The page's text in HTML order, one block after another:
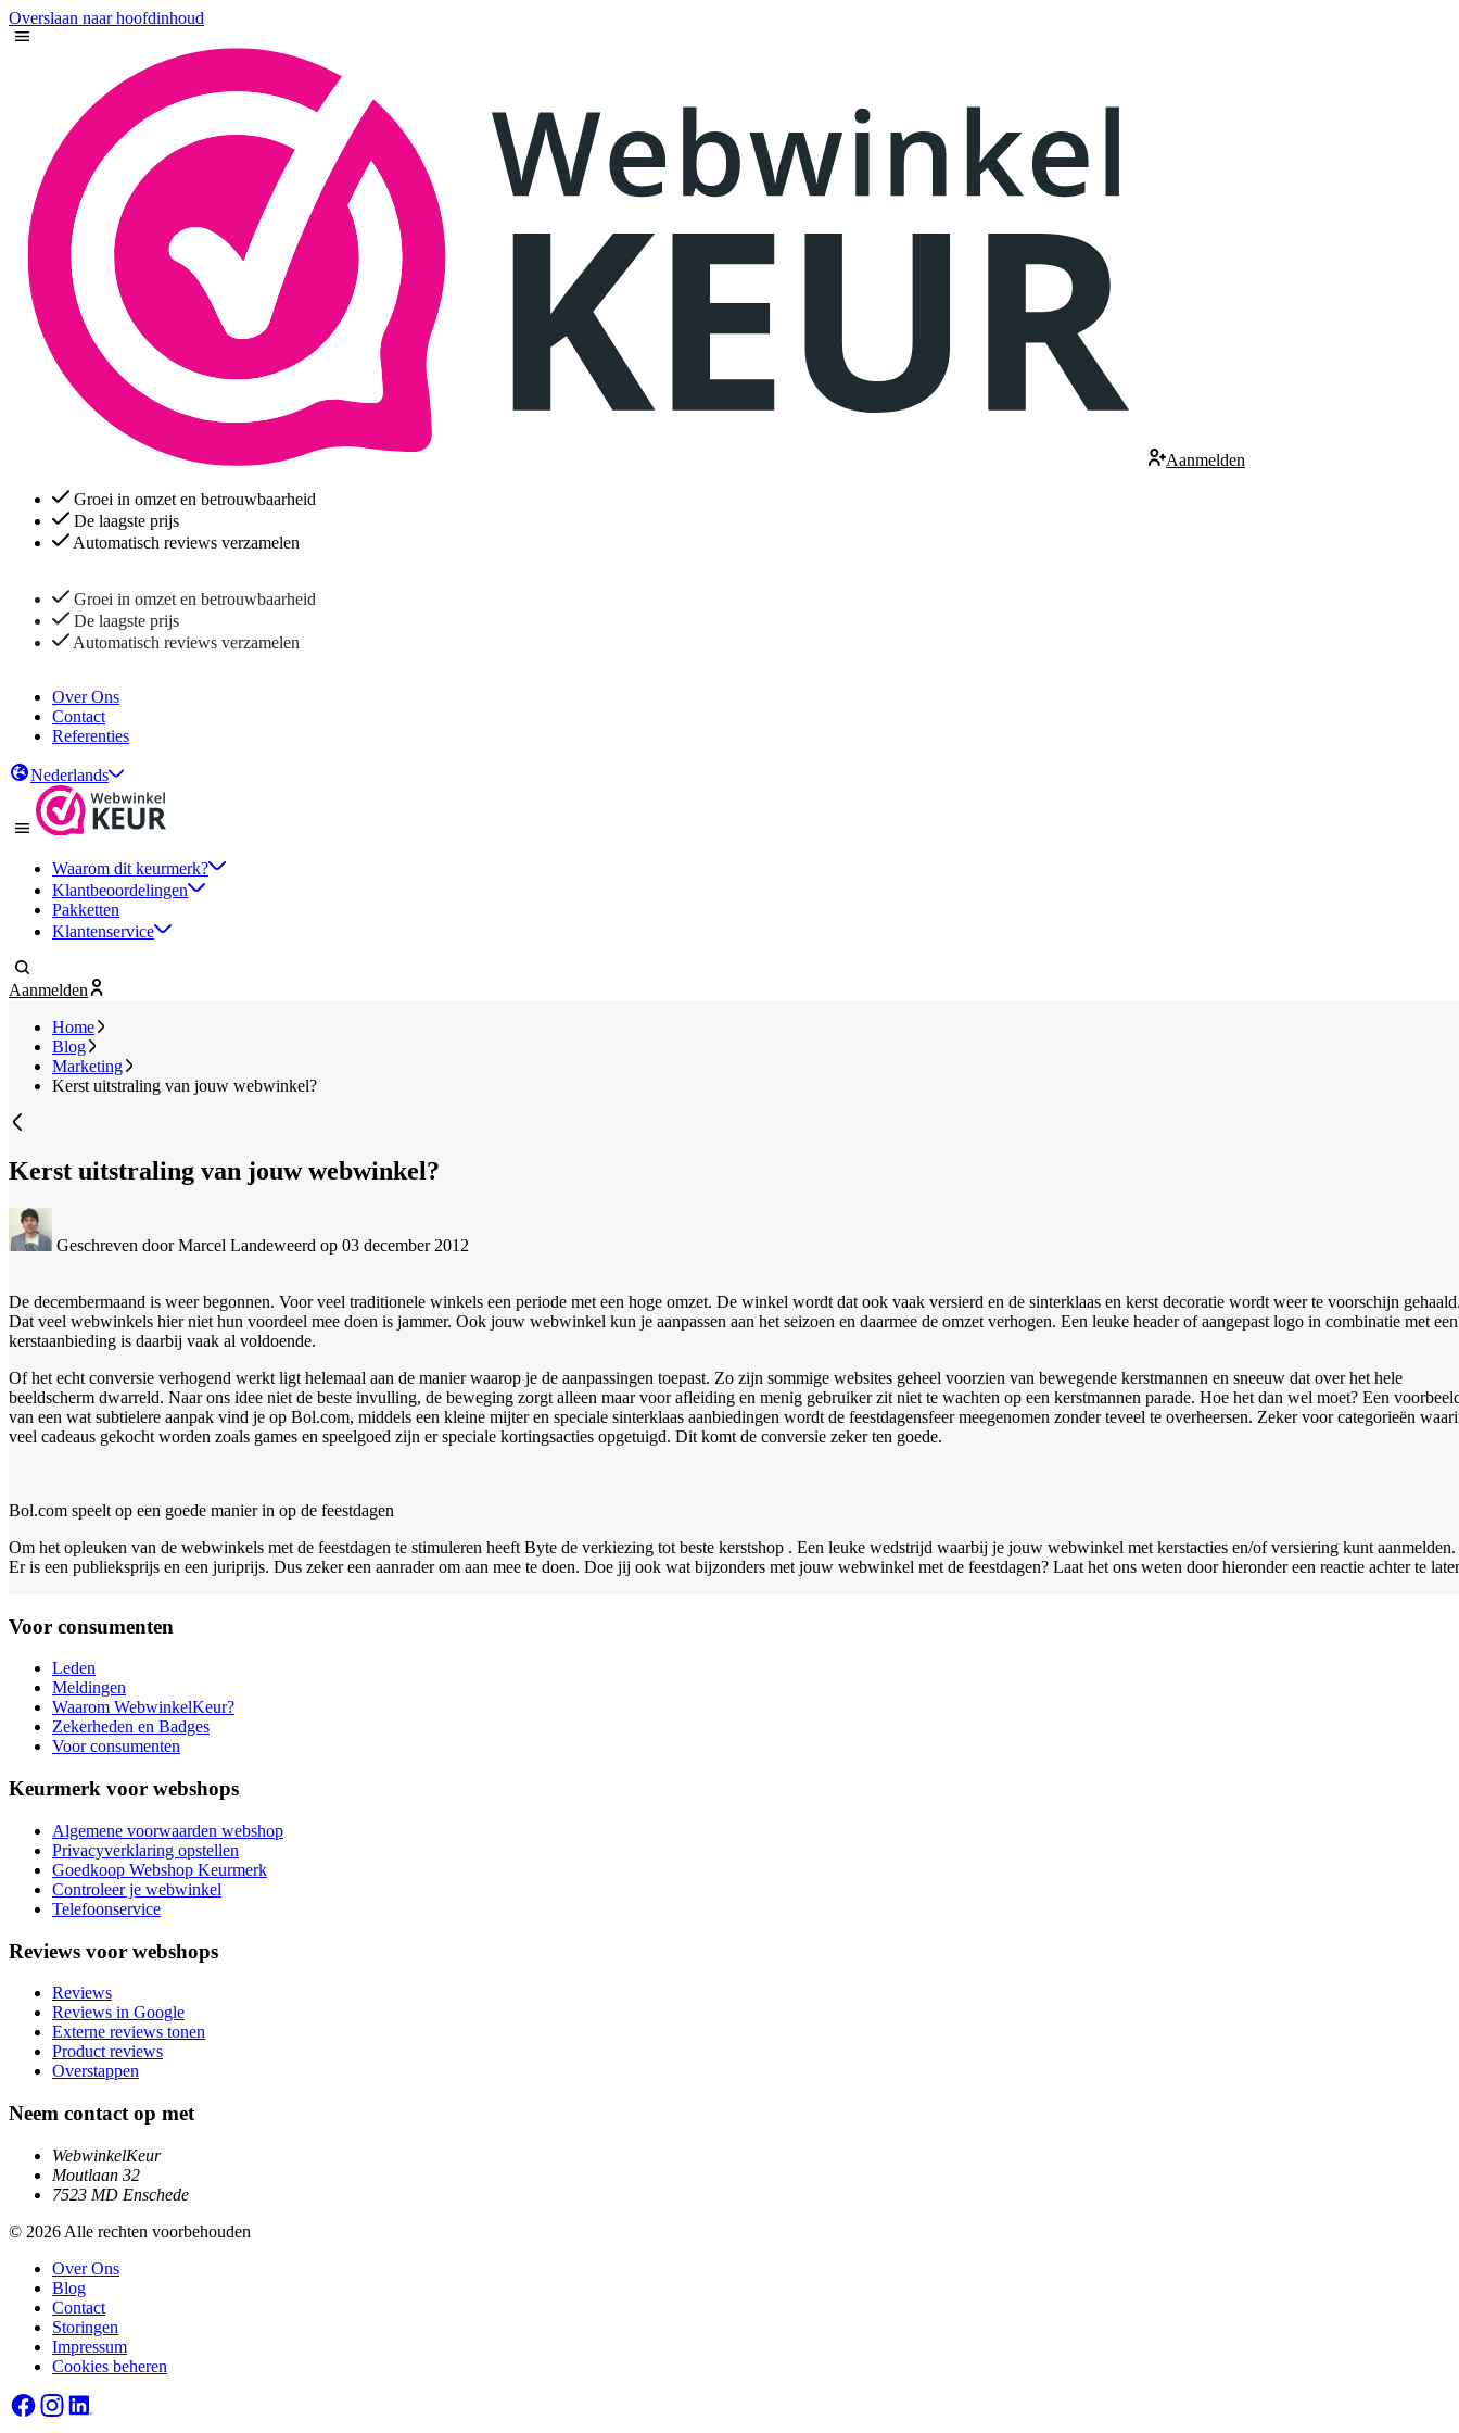
Overslaan naar hoofdinhoud
Aanmelden
Groei in omzet en betrouwbaarheid
De laagste prijs
Automatisch reviews verzamelen
Groei in omzet en betrouwbaarheid
De laagste prijs
Automatisch reviews verzamelen
Over Ons
Contact
Referenties
Nederlands
Waarom dit keurmerk?
Klantbeoordelingen
Pakketten
Klantenservice
Aanmelden
Home
Blog
Marketing
Kerst uitstraling van jouw webwinkel?
Kerst uitstraling van jouw webwinkel?
Geschreven door Marcel Landeweerd op 03 december 2012
De decembermaand is weer begonnen. Voor veel traditionele winkels een periode met een hoge omzet. De winkel wordt dat ook vaak versierd en de sinterklaas en kerst decoratie wordt weer te voorschijn
Dat veel webwinkels hier niet hun voordeel mee doen is jammer. Ook jouw webwinkel kun je aanpassen aan het seizoen en daarmee de omzet verhogen. Een leuke header of aangepast logo in combinatie met een
kerstaanbieding is daarbij vaak al voldoende.
Of het echt conversie verhogend werkt ligt helemaal aan de manier waarop je de aanpassingen toepast. Zo zijn sommige websites geheel voorzien van bewegende kerstmannen en sneeuw dat over het hele
beeldscherm dwarreld. Naar ons idee niet de beste invulling, de beweging zorgt alleen maar voor afleiding en menig gebruiker zit niet te wachten op een kerstmannen parade. Hoe het dan wel moet? Een
van een wat subtielere aanpak vind je op Bol.com, middels een kleine mijter en speciale sinterklaas aanbiedingen wordt de feestdagensfeer meegenomen zonder teveel te overheersen. Zeker voor categorieën
veel cadeaus gekocht worden zoals games en speelgoed zijn er speciale kortingsacties opgetuigd. Dit komt de conversie zeker ten goede.
Bol.com speelt op een goede manier in op de feestdagen
Om het opleuken van de webwinkels met de feestdagen te stimuleren heeft Byte de verkiezing tot beste kerstshop . Een leuke wedstrijd waarbij je jouw webwinkel met kerstacties en/of versiering kunt aanmelden.
Er is een publieksprijs en een juriprijs. Dus zeker een aanrader om aan mee te doen. Doe jij ook wat bijzonders met jouw webwinkel met de feestdagen? Laat het ons weten door hieronder een reactie achter te
Voor consumenten
Leden
Meldingen
Waarom WebwinkelKeur?
Zekerheden en Badges
Voor consumenten
Keurmerk voor webshops
Algemene voorwaarden webshop
Privacyverklaring opstellen
Goedkoop Webshop Keurmerk
Controleer je webwinkel
Telefoonservice
Reviews voor webshops
Reviews
Reviews in Google
Externe reviews tonen
Product reviews
Overstappen
Neem contact op met
WebwinkelKeur
Moutlaan 32
7523 MD Enschede
© 2026 Alle rechten voorbehouden
Over Ons
Blog
Contact
Storingen
Impressum
Cookies beheren